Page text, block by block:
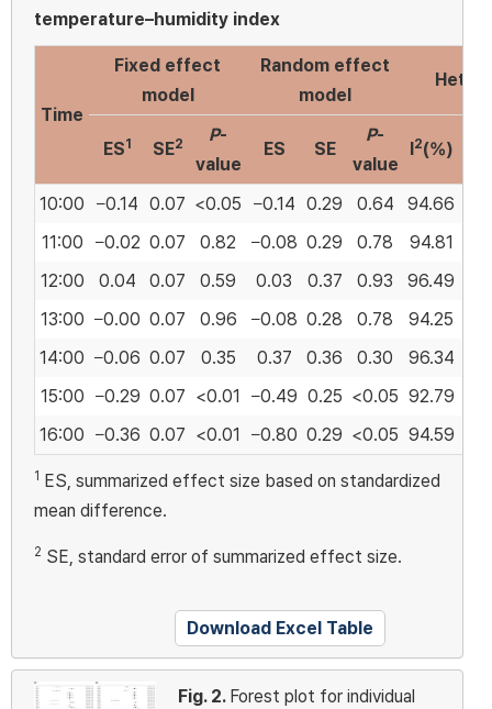
temperature–humidity index
Time
Fixed effect
model
Random effect
model
ES1 SE2 P-
value
ES SE
P-
value
I2(%)
10:00 −0.14 0.07 <0.05 −0.14 0.29 0.64 94.66
11:00
−0.02 0.07 0.82 −0.08 0.29 0.78 94.81
12:00
0.04 0.07 0.59 0.03 0.37 0.93 96.49
13:00 −0.00 0.07 0.96 −0.08 0.28 0.78 94.25
14:00 −0.06 0.07 0.35 0.37 0.36 0.30 96.34
15:00 −0.29 0.07 <0.01 −0.49 0.25 <0.05 92.79
16:00 −0.36 0.07 <0.01 −0.80 0.29 <0.05 94.59
1 ES, summarized effect size based on standardized
mean difference.
2 SE, standard error of summarized effect size.
Download Excel Table
Fig. 2. Forest plot for individual